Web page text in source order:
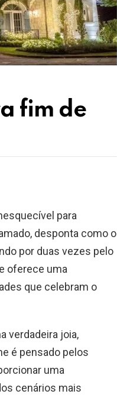
fim de
para
desponta como o
por duas vezes pelo
oferece uma
que celebram o
verdadeira joia,
é pensado pelos
uma
cenários mais